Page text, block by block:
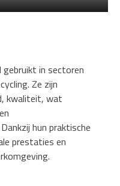
in sectoren
Ze zijn
kwaliteit, wat
hun praktische
prestaties en